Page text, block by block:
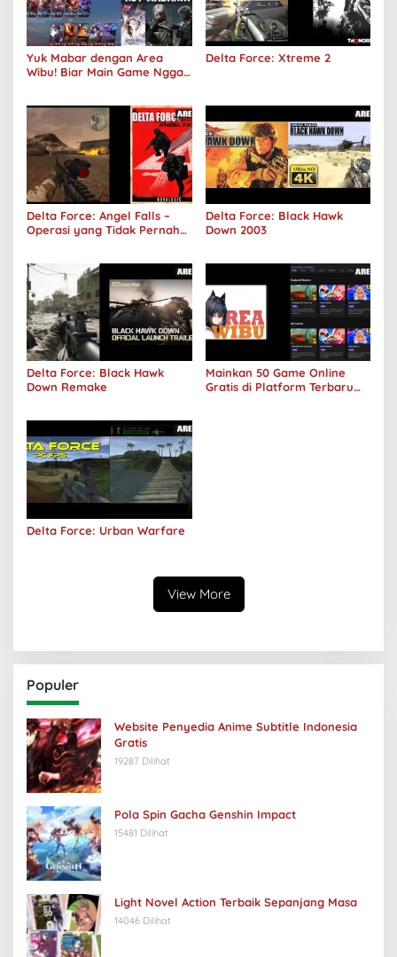
Yuk Mabar dengan Area
Wibu! Biar Main Game Nggak
Delta Force: Xtreme 2
Delta Force: Angel Falls –
Operasi yang Tidak Pernah
Delta Force: Black Hawk
Down 2003
Delta Force: Black Hawk
Down Remake
Mainkan 50 Game Online
Gratis di Platform Terbaru
Delta Force: Urban Warfare
View More
Populer
Website Penyedia Anime Subtitle Indonesia
Gratis
19287 Dilihat
Pola Spin Gacha Genshin Impact
15481 Dilihat
Light Novel Action Terbaik Sepanjang Masa
14046 Dilihat